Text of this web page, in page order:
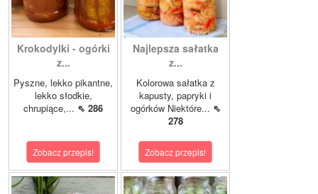
Krokodylki - ogórki
z...
Pyszne, lekko pikantne,
lekko słodkie,
chrupiące,... ⇖ 286
Zobacz przepis!
Najlepsza sałatka
z...
Kolorowa sałatka z
kapusty, papryki i
ogórków Niektóre... ⇖
278
Zobacz przepis!